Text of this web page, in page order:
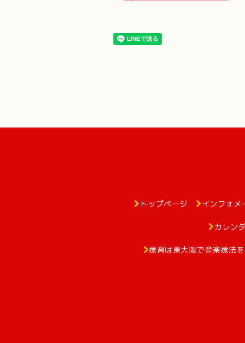
トップページ インフォメ
カレン
療育は東大阪で音楽療法